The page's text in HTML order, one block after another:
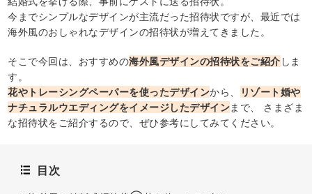
今までシンプルなデザインが主流だった招待状ですが、最近では
海外風のおしゃれなデザインの招待状が増えてきました。
そこで今回は、おすすめの海外風デザインの招待状をご紹介 しま
す。
花やトレーシングペーパーを使ったデザインから、
リゾート婚や
ナチュラルウエディングをイメージしたデザインまで、 さまざま
な招待状をご紹介するので、ぜひ参考にしてみてください。
目次